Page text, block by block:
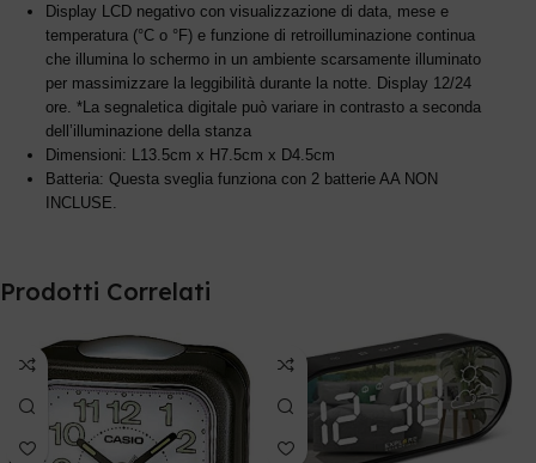
Display LCD negativo con visualizzazione di data, mese e
temperatura (°C o °F) e funzione di retroilluminazione continua
che illumina lo schermo in un ambiente scarsamente illuminato
per massimizzare la leggibilità durante la notte. Display 12/24
ore. *La segnaletica digitale può variare in contrasto a seconda
dell’illuminazione della stanza
Dimensioni: L13.5cm x H7.5cm x D4.5cm
Batteria: Questa sveglia funziona con 2 batterie AA NON
INCLUSE.
Prodotti Correlati